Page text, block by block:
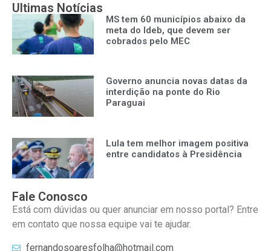
Ultimas Notícias
MS tem 60 municípios abaixo da
meta do Ideb, que devem ser
cobrados pelo MEC
Governo anuncia novas datas da
interdição na ponte do Rio
Paraguai
Lula tem melhor imagem positiva
entre candidatos à Presidência
Fale Conosco
Está com dúvidas ou quer anunciar em nosso portal? Entre
em contato que nossa equipe vai te ajudar.
fernandosoaresfolha@hotmail.com